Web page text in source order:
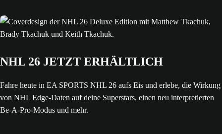
NHL 26 JETZT ERHÄLTLICH
Fahre heute in EA SPORTS NHL 26 aufs Eis und erlebe, die Wirkung
von NHL Edge-Daten auf deine Superstars, einen neu interpretierten
Be-A-Pro-Modus und mehr.